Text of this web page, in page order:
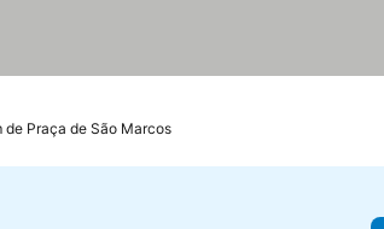
de Praça de São Marcos